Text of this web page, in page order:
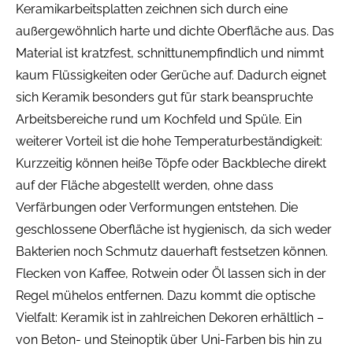
Keramikarbeitsplatten zeichnen sich durch eine
außergewöhnlich harte und dichte Oberfläche aus. Das
Material ist kratzfest, schnittunempfindlich und nimmt
kaum Flüssigkeiten oder Gerüche auf. Dadurch eignet
sich Keramik besonders gut für stark beanspruchte
Arbeitsbereiche rund um Kochfeld und Spüle. Ein
weiterer Vorteil ist die hohe Temperaturbeständigkeit:
Kurzzeitig können heiße Töpfe oder Backbleche direkt
auf der Fläche abgestellt werden, ohne dass
Verfärbungen oder Verformungen entstehen. Die
geschlossene Oberfläche ist hygienisch, da sich weder
Bakterien noch Schmutz dauerhaft festsetzen können.
Flecken von Kaffee, Rotwein oder Öl lassen sich in der
Regel mühelos entfernen. Dazu kommt die optische
Vielfalt: Keramik ist in zahlreichen Dekoren erhältlich –
von Beton- und Steinoptik über Uni-Farben bis hin zu